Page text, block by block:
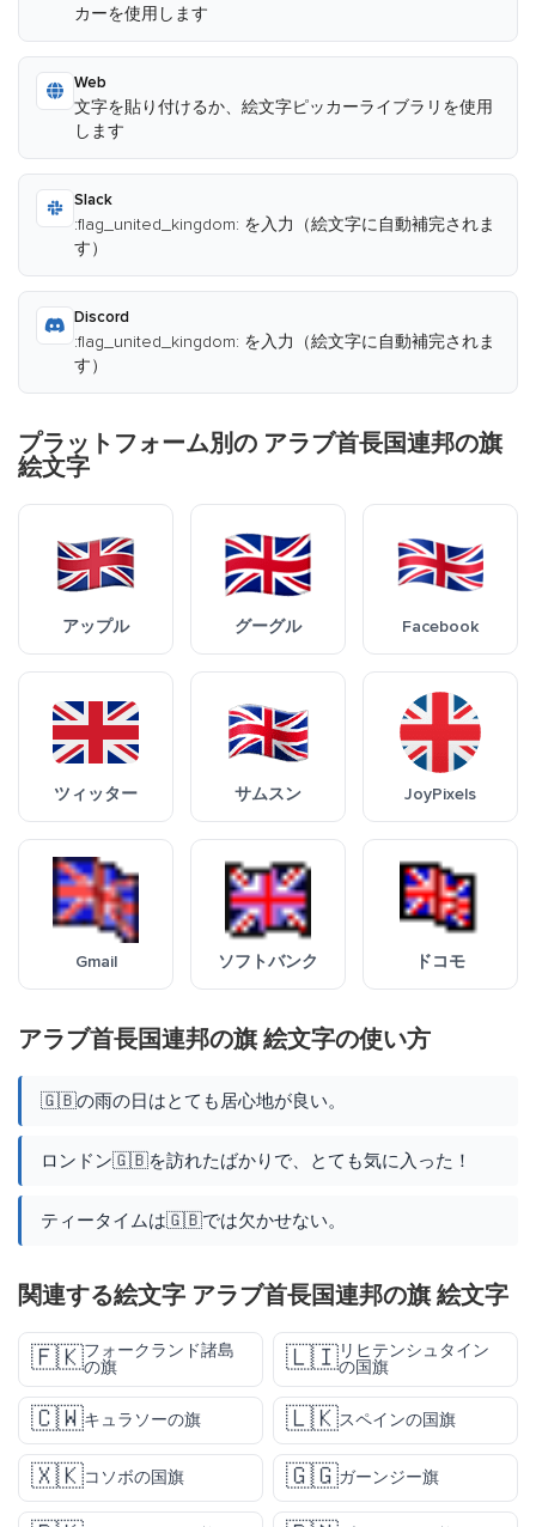
カーを使用します
Web
文字を貼り付けるか、絵文字ピッカーライブラリを使用
します
Slack
:flag_united_kingdom: を入力（絵文字に自動補完されま
す）
Discord
:flag_united_kingdom: を入力（絵文字に自動補完されま
す）
プラットフォーム別の アラブ首長国連邦の旗
絵文字
アップル グーグル Facebook
ツィッター サムスン JoyPixels
Gmail ソフトバンク ドコモ
アラブ首長国連邦の旗 絵文字の使い方
🇬🇧の雨の日はとても居心地が良い。
ロンドン🇬🇧を訪れたばかりで、とても気に入った！
ティータイムは🇬🇧では欠かせない。
関連する絵文字 アラブ首長国連邦の旗 絵文字
🇫🇰フォークランド諸島
の旗
🇱🇮リヒテンシュタイン
の国旗
🇨🇼キュラソーの旗 🇱🇰スペインの国旗
🇽🇰コソボの国旗 🇬🇬ガーンジー旗